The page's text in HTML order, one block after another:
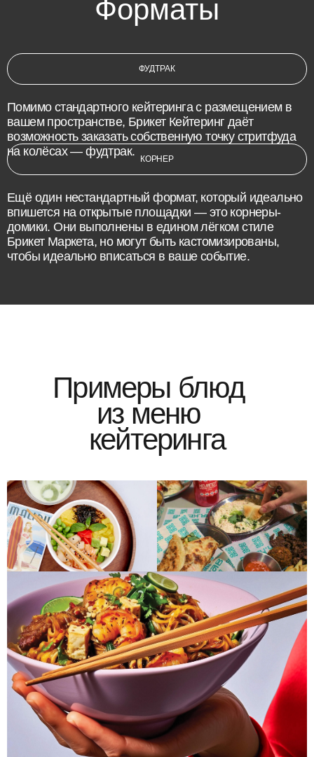
Форматы
ФУДТРАК
Помимо стандартного кейтеринга с размещением в
вашем пространстве, Брикет Кейтеринг даёт
возможность заказать собственную точку стритфуда
на колёсах — фудтрак.
КОРНЕР
Ещё один нестандартный формат, который идеально
впишется на открытые площадки — это корнеры-
домики. Они выполнены в едином лёгком стиле
Брикет Маркета, но могут быть кастомизированы,
чтобы идеально вписаться в ваше событие.
Примеры блюд
из меню
кейтеринга